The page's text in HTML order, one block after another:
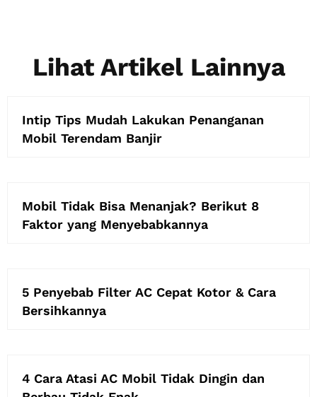
Lihat Artikel Lainnya
Intip Tips Mudah Lakukan Penanganan
Mobil Terendam Banjir
Mobil Tidak Bisa Menanjak? Berikut 8
Faktor yang Menyebabkannya
5 Penyebab Filter AC Cepat Kotor & Cara
Bersihkannya
4 Cara Atasi AC Mobil Tidak Dingin dan